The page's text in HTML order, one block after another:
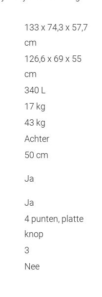
133 x 74,3 x 57,7
cm
126,6 x 69 x 55
cm
340 L
17 kg
43 kg
Achter
50 cm
Ja
Ja
4 punten, platte
knop
3
Nee